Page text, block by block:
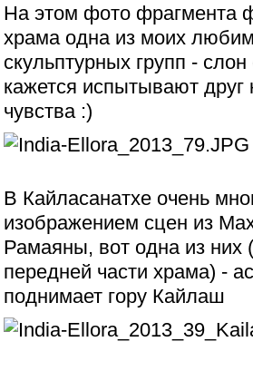
На этом фото фрагмента
храма одна из моих
скульптурных групп -
кажется испытывают друг
чувства :)
В Кайласанатхе очень
изображением сцен из
Рамаяны, вот одна из них
передней части храма) -
поднимает гору Кайлаш